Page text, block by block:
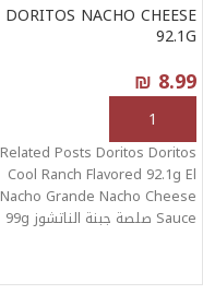
DORITOS NACHO CHEESE
92.1G
₪ 8.99
إضافة إلى السلة
Related Posts Doritos Doritos
Cool Ranch Flavored 92.1g El
Nacho Grande Nacho Cheese
Sauce صلصة جبنة الناتشوز 99g